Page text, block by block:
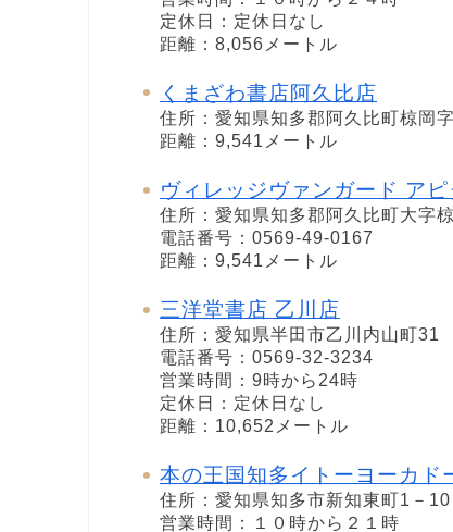
定休日：定休日なし
距離：8,056メートル
くまざわ書店阿久比店
住所：愛知県知多郡阿久比町椋岡
距離：9,541メートル
ヴィレッジヴァンガード ア
住所：愛知県知多郡阿久比町大字
電話番号：0569-49-0167
距離：9,541メートル
三洋堂書店 乙川店
住所：愛知県半田市乙川内山町31
電話番号：0569-32-3234
営業時間：9時から24時
定休日：定休日なし
距離：10,652メートル
本の王国知多イトーヨーカド
住所：愛知県知多市新知東町1－
営業時間：１０時から２１時